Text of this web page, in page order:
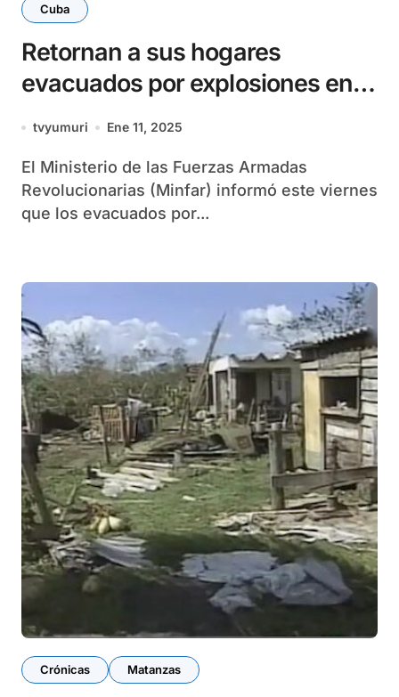
Cuba
Retornan a sus hogares
evacuados por explosiones en
Holguín
tvyumuri Ene 11, 2025
El Ministerio de las Fuerzas Armadas
Revolucionarias (Minfar) informó este viernes
que los evacuados por...
Crónicas Matanzas